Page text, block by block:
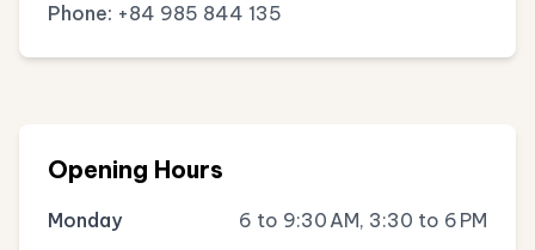
Phone: +84 985 844 135
Opening Hours
Monday
6 to 9:30 AM, 3:30 to 6 PM